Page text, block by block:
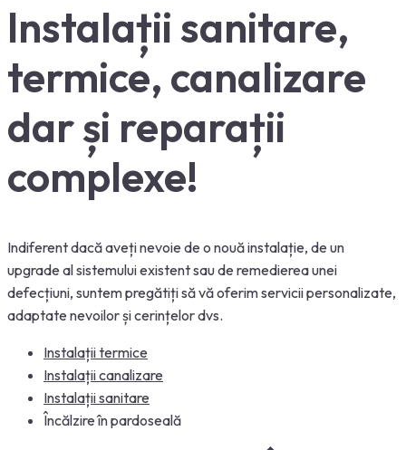
Instalații sanitare,
termice, canalizare
dar și reparații
complexe!
Indiferent dacă aveți nevoie de o nouă instalație, de un
upgrade al sistemului existent sau de remedierea unei
defecțiuni, suntem pregătiți să vă oferim servicii personalizate,
adaptate nevoilor și cerințelor dvs.
Instalații termice
Instalații canalizare
Instalații sanitare
Încălzire în pardoseală